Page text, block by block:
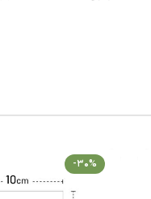
-30%